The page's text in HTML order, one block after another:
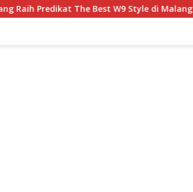
The Best W9 Style di Malang Modifest